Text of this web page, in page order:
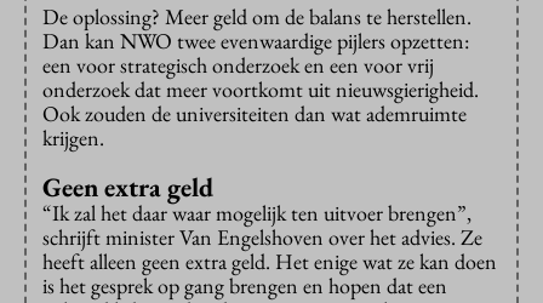
De oplossing? Meer geld om de balans te herstellen.
Dan kan NWO twee evenwaardige pijlers opzetten:
een voor strategisch onderzoek en een voor vrij
onderzoek dat meer voortkomt uit nieuwsgierigheid.
Ook zouden de universiteiten dan wat ademruimte
krijgen.
Geen extra geld
“Ik zal het daar waar mogelijk ten uitvoer brengen”,
schrijft minister Van Engelshoven over het advies. Ze
heeft alleen geen extra geld. Het enige wat ze kan doen
is het gesprek op gang brengen en hopen dat een